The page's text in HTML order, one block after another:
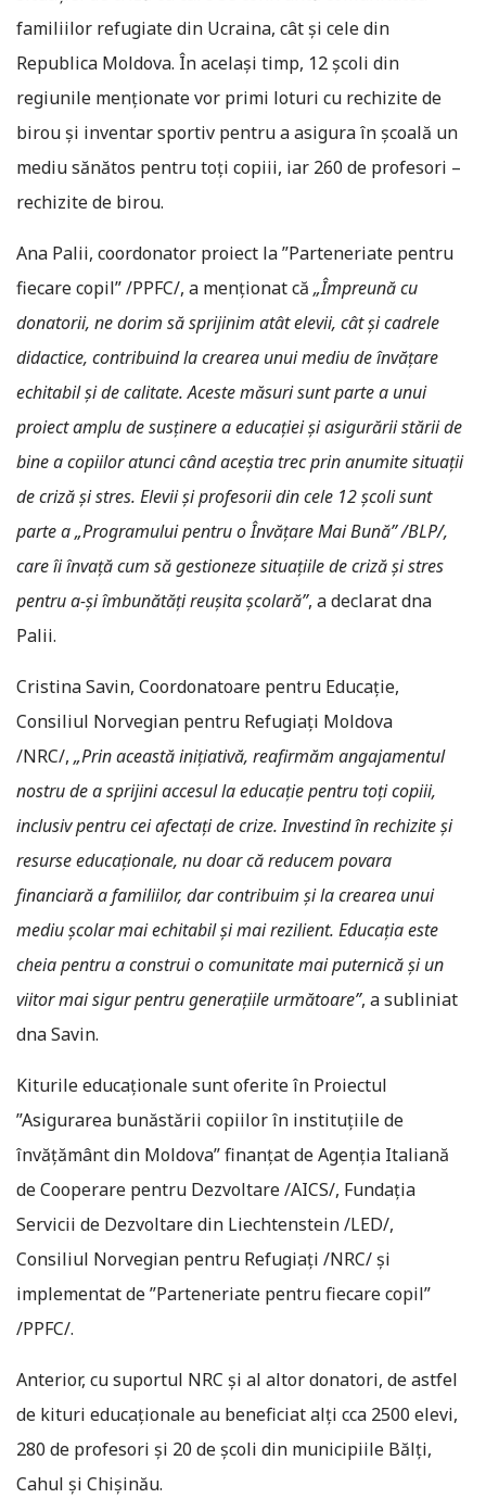
familiilor refugiate din Ucraina, cât și cele din
Republica Moldova. În același timp, 12 școli din
regiunile menționate vor primi loturi cu rechizite de
birou și inventar sportiv pentru a asigura în școală un
mediu sănătos pentru toți copiii, iar 260 de profesori –
rechizite de birou.
Ana Palii, coordonator proiect la ”Parteneriate pentru
fiecare copil” /PPFC/, a menționat că „Împreună cu
donatorii, ne dorim să sprijinim atât elevii, cât și cadrele
didactice, contribuind la crearea unui mediu de învățare
echitabil și de calitate. Aceste măsuri sunt parte a unui
proiect amplu de susținere a educației și asigurării stării de
bine a copiilor atunci când aceștia trec prin anumite situații
de criză și stres. Elevii și profesorii din cele 12 școli sunt
parte a „Programului pentru o Învățare Mai Bună” /BLP/,
care îi învață cum să gestioneze situațiile de criză și stres
pentru a-și îmbunătăți reușita școlară”, a declarat dna
Palii.
Cristina Savin, Coordonatoare pentru Educație,
Consiliul Norvegian pentru Refugiați Moldova
/NRC/, „Prin această inițiativă, reafirmăm angajamentul
nostru de a sprijini accesul la educație pentru toți copiii,
inclusiv pentru cei afectați de crize. Investind în rechizite și
resurse educaționale, nu doar că reducem povara
financiară a familiilor, dar contribuim și la crearea unui
mediu școlar mai echitabil și mai rezilient. Educația este
cheia pentru a construi o comunitate mai puternică și un
viitor mai sigur pentru generațiile următoare”, a subliniat
dna Savin.
Kiturile educaționale sunt oferite în Proiectul
”Asigurarea bunăstării copiilor în instituțiile de
învățământ din Moldova” finanțat de Agenția Italiană
de Cooperare pentru Dezvoltare /AICS/, Fundația
Servicii de Dezvoltare din Liechtenstein /LED/,
Consiliul Norvegian pentru Refugiați /NRC/ și
implementat de ”Parteneriate pentru fiecare copil”
/PPFC/.
Anterior, cu suportul NRC și al altor donatori, de astfel
de kituri educaționale au beneficiat alți cca 2500 elevi,
280 de profesori și 20 de școli din municipiile Bălți,
Cahul și Chișinău.